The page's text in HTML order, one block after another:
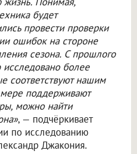
будет
провести проверки
ошибок на стороне
сезона. С прошлого
более
соответствуют нашим
поддерживают
можно найти
, — подчёркивает
по исследованию
Джакония.